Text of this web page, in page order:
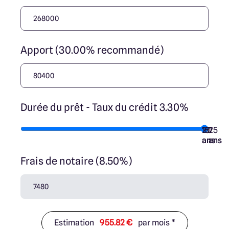
Apport (30.00% recommandé)
Durée du prêt - Taux du crédit 3.30%
7
ans
10
ans
15
ans
20
ans
25
ans
Frais de notaire (8.50%)
Estimation 955.82 € par mois *